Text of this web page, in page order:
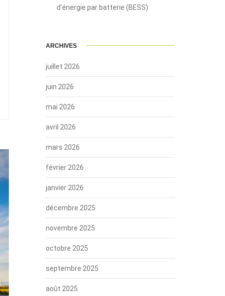
d’énergie par batterie (BESS)
ARCHIVES
juillet 2026
juin 2026
mai 2026
avril 2026
mars 2026
février 2026
janvier 2026
décembre 2025
novembre 2025
octobre 2025
septembre 2025
août 2025